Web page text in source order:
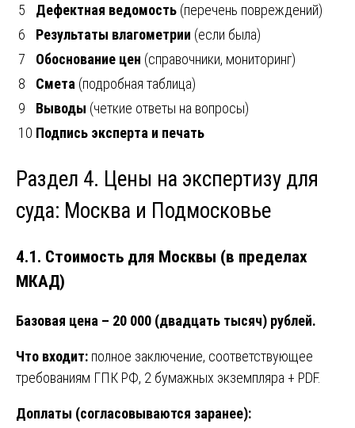
5
Дефектная ведомость (перечень повреждений)
6
Результаты влагометрии (если была)
7
Обоснование цен (справочники, мониторинг)
8
Смета (подробная таблица)
9
Выводы (четкие ответы на вопросы)
10 Подпись эксперта и печать
Раздел 4. Цены на экспертизу для
суда: Москва и Подмосковье
4.1. Стоимость для Москвы (в пределах
МКАД)
Базовая цена – 20 000 (двадцать тысяч) рублей.
Что входит: полное заключение, соответствующее
требованиям ГПК РФ, 2 бумажных экземпляра + PDF.
Доплаты (согласовываются заранее):